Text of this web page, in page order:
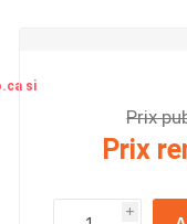
si
Prix
Prix
i